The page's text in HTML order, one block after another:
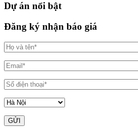
Dự án nổi bật
Đăng ký nhận báo giá